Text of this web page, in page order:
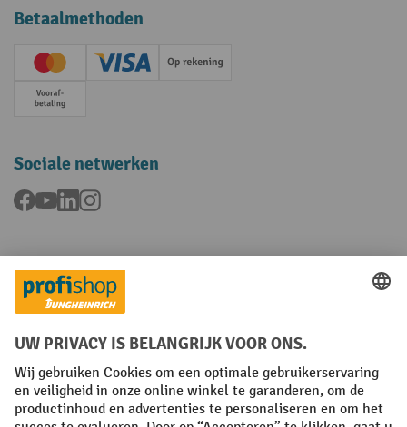
Betaalmethoden
Creditcard (Master)Creditcard (Visa)Op rekening
Vooruitbetaling
Sociale netwerken
Facebook
YouTubeLinkedInInstagram
Talen
FR NL
Algemene verkoopvoorwaarden Copyright